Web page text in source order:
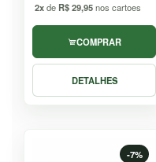
2xde R$ 29,95nos cartoes
COMPRAR
DETALHES
-7%